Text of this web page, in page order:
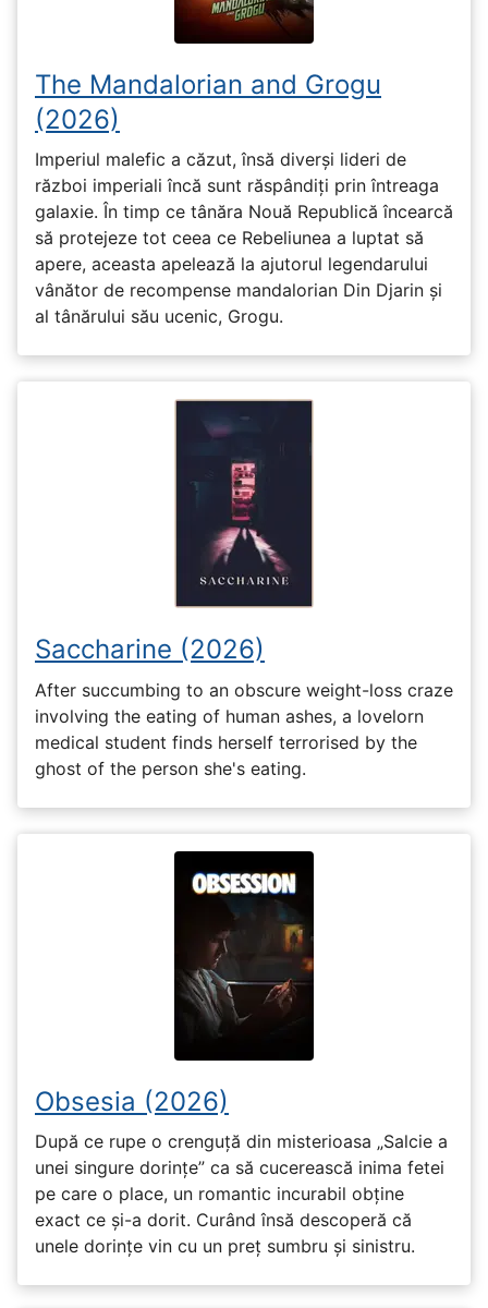
The Mandalorian and Grogu
(2026)
Imperiul malefic a căzut, însă diverși lideri de
război imperiali încă sunt răspândiți prin întreaga
galaxie. În timp ce tânăra Nouă Republică încearcă
să protejeze tot ceea ce Rebeliunea a luptat să
apere, aceasta apelează la ajutorul legendarului
vânător de recompense mandalorian Din Djarin și
al tânărului său ucenic, Grogu.
Saccharine (2026)
After succumbing to an obscure weight-loss craze
involving the eating of human ashes, a lovelorn
medical student finds herself terrorised by the
ghost of the person she's eating.
Obsesia (2026)
După ce rupe o crenguță din misterioasa „Salcie a
unei singure dorințe” ca să cucerească inima fetei
pe care o place, un romantic incurabil obține
exact ce și-a dorit. Curând însă descoperă că
unele dorințe vin cu un preț sumbru și sinistru.